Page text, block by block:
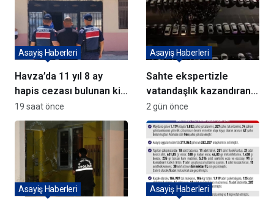
Havza’da 11 yıl 8 ay
hapis cezası bulunan kişi
yakalandı
Asayiş Haberleri
19 saat önce
Sahte ekspertizle
vatandaşlık kazandıran
72 şüpheli adliyeye sevk
edildi
Asayiş Haberleri
2 gün önce
Asayiş Haberleri Asayiş Haberleri